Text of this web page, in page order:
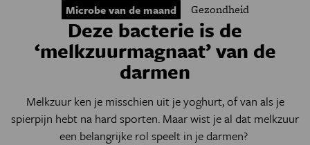
Microbe van de maand Gezondheid
Deze bacterie is de
‘melkzuurmagnaat’ van de
darmen
Melkzuur ken je misschien uit je yoghurt, of van als je
spierpijn hebt na hard sporten. Maar wist je al dat melkzuur
een belangrijke rol speelt in je darmen?